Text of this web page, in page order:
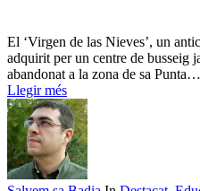
El ‘Virgen de las Nieves’, un
adquirit per un centre de busseig
abandonat a la zona de sa Punta…
Llegir més